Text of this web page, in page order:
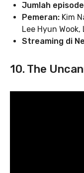
Jumlah
Pemeran: Kim
Lee Hyun
Streaming di
10. The